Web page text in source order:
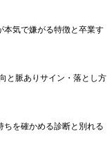
本気で嫌がる特徴と卒業す
と脈ありサイン・落とし方
ちを確かめる診断と別れる